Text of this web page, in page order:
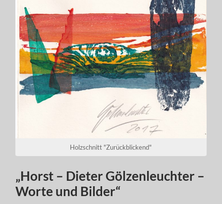
Holzschnitt "Zurückblickend"
„Horst – Dieter Gölzenleuchter –
Worte und Bilder“